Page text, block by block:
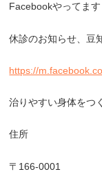
Facebookやってます
休診のお知らせ、豆
https://
治りやすい身体をつ
住所
〒 166-0001